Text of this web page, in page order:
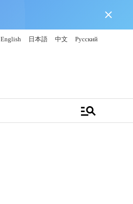
close
English 日本語 中文 Русский
manage_search